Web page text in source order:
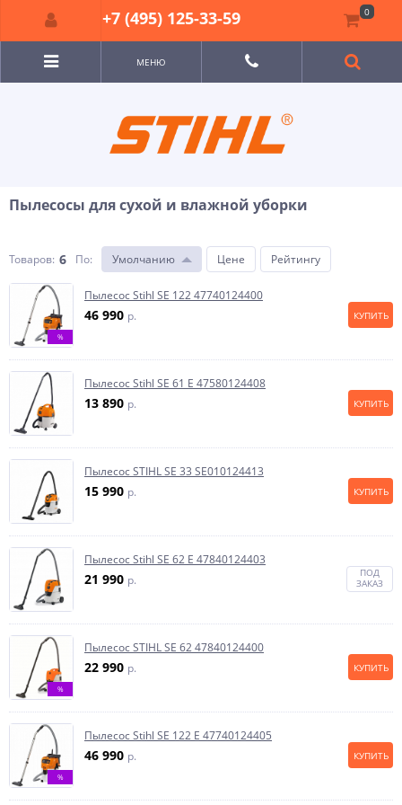
МЕНЮ
Пылесосы для сухой и влажной уборки
Товаров: 6 По: Умолчанию Цене Рейтингу
%
Пылесос Stihl SE 122 47740124400
46 990 p. КУПИТЬ
Пылесос Stihl SE 61 E 47580124408
13 890 p. КУПИТЬ
Пылесос STIHL SE 33 SE010124413
15 990 p. КУПИТЬ
Пылесос Stihl SE 62 E 47840124403
21 990 p.
ПОД
ЗАКАЗ
%
Пылесос STIHL SE 62 47840124400
22 990 p. КУПИТЬ
%
Пылесос Stihl SE 122 E 47740124405
46 990 p. КУПИТЬ
+7 (495) 125-33-59 0